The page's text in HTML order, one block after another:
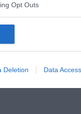
Opt Outs
Deletion Data Access